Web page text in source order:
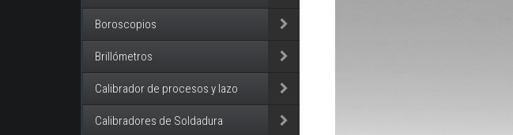
Boroscopios
Brillómetros
Calibrador de procesos y lazo
Calibradores de Soldadura